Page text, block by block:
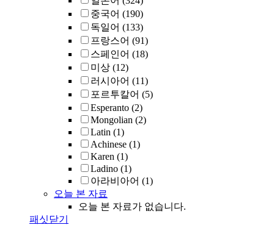
중국어 (190)
독일어 (133)
프랑스어 (91)
스페인어 (18)
미상 (12)
러시아어 (11)
포르투칼어 (5)
Esperanto (2)
Mongolian (2)
Latin (1)
Achinese (1)
Karen (1)
Ladino (1)
아라비아어 (1)
오늘 본 자료
오늘 본 자료가 없습니다.
패싯닫기